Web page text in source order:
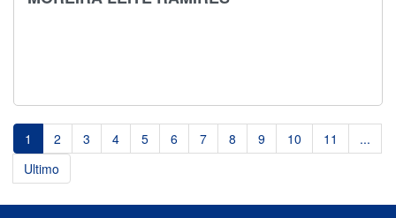
1 2 3 4 5 6 7 8 9 10 11
...
Ultimo